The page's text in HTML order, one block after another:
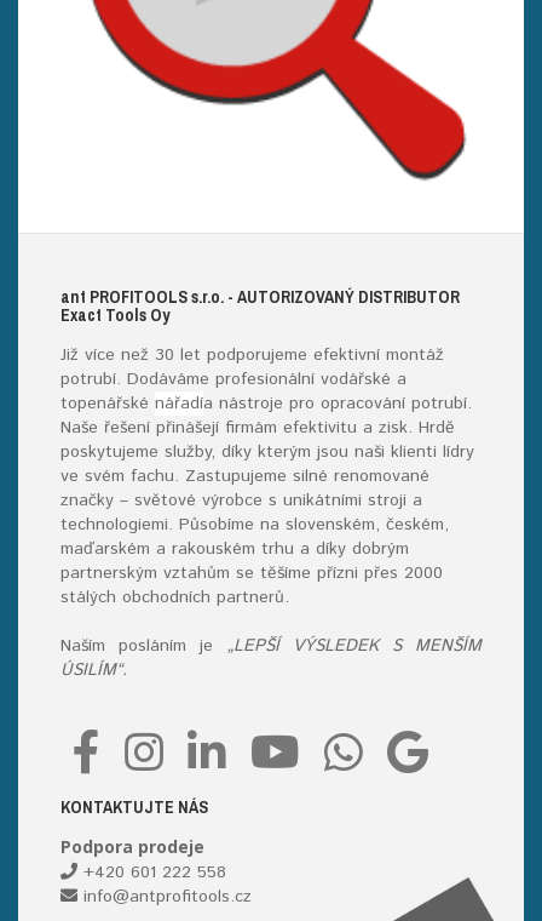
ant PROFITOOLSs.r.o. - AUTORIZOVANÝ DISTRIBUTOR
Exact Tools Oy
Již více než 30 let podporujeme efektivní montáž
potrubí. Dodáváme profesionální vodářské a
topenářské nářadía nástroje pro opracování potrubí.
Naše řešení přinášejí firmám efektivitu a zisk. Hrdě
poskytujeme služby, díky kterým jsou naši klienti lídry
ve svém fachu. Zastupujeme silné renomované
značky – světové výrobce s unikátními stroji a
technologiemi. Působíme na slovenském, českém,
maďarském a rakouském trhu a díky dobrým
partnerským vztahům se těšíme přízni přes 2000
stálých obchodních partnerů.
Naším posláním je „LEPŠÍ VÝSLEDEK S MENŠÍM
ÚSILÍM“.
KONTAKTUJTE NÁS
Podpora prodeje
+420 601 222 558
info@antprofitools.cz